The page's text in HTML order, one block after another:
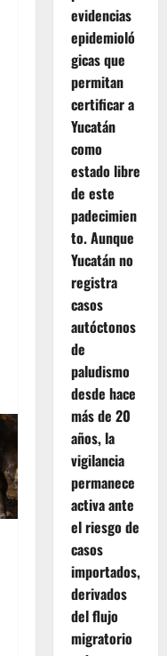
evidencias
epidemioló
gicas que
permitan
certificar a
Yucatán
como
estado libre
de este
padecimien
to. Aunque
Yucatán no
registra
casos
autóctonos
de
paludismo
desde hace
más de 20
años, la
vigilancia
permanece
activa ante
el riesgo de
casos
importados,
derivados
del flujo
migratorio